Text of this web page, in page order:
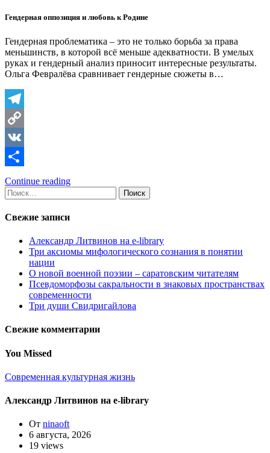
Гендерная оппозиция и любовь к Родине
Гендерная проблематика – это не только борьба за права
меньшинств, в которой всё меньше адекватности. В умелых
руках и гендерный анализ приносит интересные результаты.
Ольга Февралёва сравнивает гендерные сюжеты в…
Telegram
Copy
Link
VK
Отправить
Continue reading
Найти:
Свежие записи
Александр Литвинов на e-library
Три аксиомы мифологического сознания в понятии
нации
О новой военной поэзии – саратовским читателям
Псевдоморфозы сакральности в знаковых пространствах
современности
Три души Свидригайлова
Свежие комментарии
You Missed
Современная культурная жизнь
Александр Литвинов на e-library
От ninaoft
6 августа, 2026
19 views